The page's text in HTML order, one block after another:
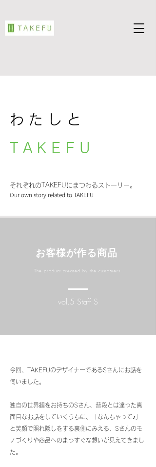
わたしと
TAKEFU
それぞれのTAKEFUにまつわるストーリー。
Our own story related to TAKEFU
お客様が作る商品
The product created by the customers.
vol.5 Staff S
今回、TAKEFUのデザイナーであるSさんにお話を
伺いました。
独自の世界観をお持ちのSさん、普段とは違った真
面目なお話をしていくうちに、「なんちゃって♪」
と笑顔で照れ隠しをする裏側にみえる、Sさんのモ
ノづくりや商品へのまっすぐな想いが見えてきまし
た。